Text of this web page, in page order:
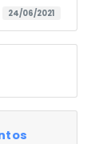
24/06/2021